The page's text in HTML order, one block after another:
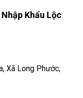
Khẩu Lộc
Xã Long Phước,